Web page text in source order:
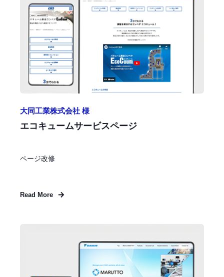
大同工業株式会社 様
エコキュームサービスページ
ページ改修
Read More